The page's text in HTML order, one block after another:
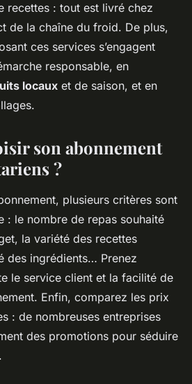
recettes : tout est livré chez
de la chaîne du froid. De plus,
ces services s’engagent
responsable, en
locaux et de saison, et en
son abonnement
?
plusieurs critères sont
: le nombre de repas souhaité
la variété des recettes
des ingrédients… Prenez
le service client et la facilité de
Enfin, comparez les prix
: de nombreuses entreprises
des promotions pour séduire